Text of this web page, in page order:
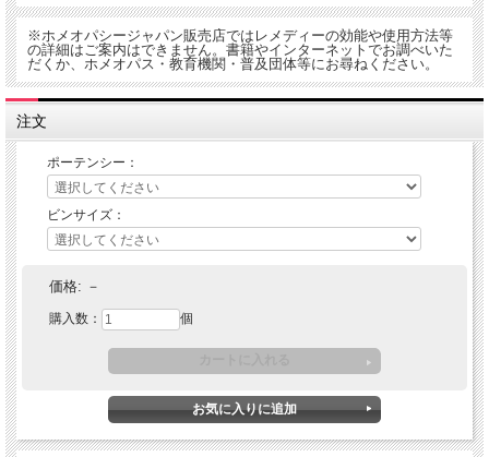
※ホメオパシージャパン販売店ではレメディーの効能や使用方法等
の詳細はご案内はできません。書籍やインターネットでお調べいた
だくか、ホメオパス・教育機関・普及団体等にお尋ねください。
注文
ポーテンシー：
ビンサイズ：
価格: －
購入数： 個